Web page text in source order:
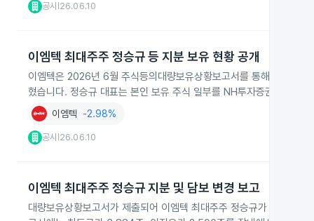
공시 26.06.10
이엠텍 최대주주 정승규 등 지분 보유 현황 공개
이엠텍은 2026년 6월 주식등의대량보유상황보고서를 통해 최대주
혔습니다. 정승규 대표는 본인 보유 주식 일부를 NH투자증권에 담보
이엠텍 -2.98%
공시 26.06.10
이엠텍 최대주주 정승규 지분 및 담보 변경 보고
대량보유상황보고서가 제출되어 이엠텍 최대주주 정승규가